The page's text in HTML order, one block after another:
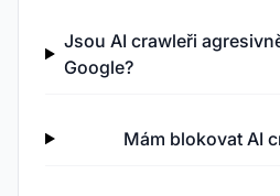
Jsou AI crawleři
Google?
Mám blokovat AI